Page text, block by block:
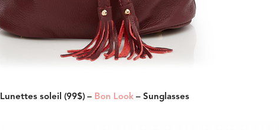
Lunettes soleil (99$) – Bon Look– Sunglasses